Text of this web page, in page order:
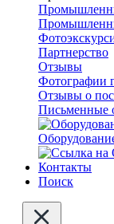
Партнерство
Отзывы
Фотографии
Отзывы о
Письменные
Контакты
Поиск